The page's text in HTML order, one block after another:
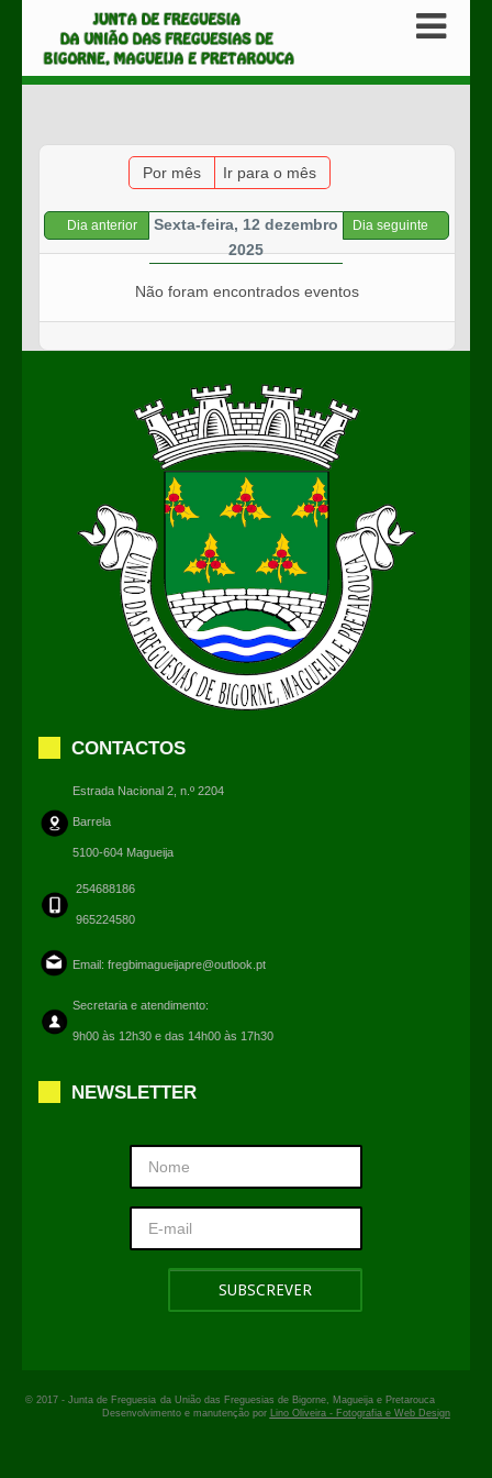
Por mês Ir para o mês
Dia anterior
Sexta-feira, 12 dezembro
2025
Dia seguinte
Não foram encontrados eventos
CONTACTOS
Estrada Nacional 2, n.º 2204
Barrela
5100-604 Magueija
254688186
965224580
Email: fregbimagueijapre@outlook.pt
Secretaria e atendimento:
9h00 às 12h30 e das 14h00 às 17h30
NEWSLETTER
© 2017 - Junta de Freguesia da União das Freguesias de Bigorne, Magueija e Pretarouca
Desenvolvimento e manutenção por
Lino Oliveira - Fotografia e Web Design